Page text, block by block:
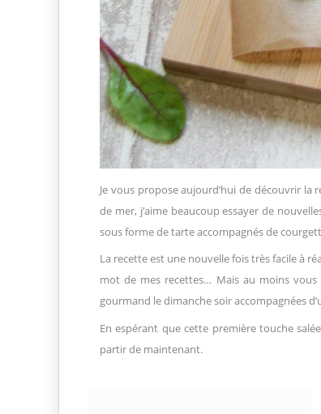
Je vous propose aujourd’hui de découvrir
de mer, j’aime beaucoup essayer de
sous forme de tarte accompagnés de
La recette est une nouvelle fois très facile à
mot de mes recettes… Mais au moins
gourmand le dimanche soir accompagnées
En espérant que cette première touche
partir de maintenant.